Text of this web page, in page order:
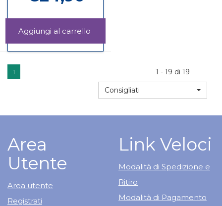
carrello
Informazioni
su PUPPY
1 1 - 19 di 19
Consigliati
Area
Utente
Area utente
Registrati
Link Veloci
Modalità di Spedizione e
Ritiro
Modalità di Pagamento